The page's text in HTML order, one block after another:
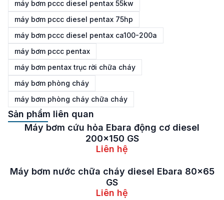
máy bơm pccc diesel pentax 55kw
máy bơm pccc diesel pentax 75hp
máy bơm pccc diesel pentax ca100-200a
máy bơm pccc pentax
máy bơm pentax trục rời chữa cháy
máy bơm phòng cháy
máy bơm phòng cháy chữa cháy
Sản phẩm liên quan
Bơm chữa cháy Ebara trục rời động cơ diesel
250×200 GS
Liên hệ
Bơm chữa cháy trục rời Ebara động cơ diesel
100×80 GS
Liên hệ